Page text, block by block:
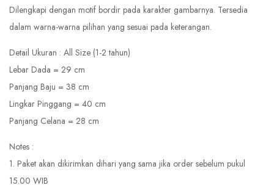
Dilengkapi dengan motif bordir pada karakter gambarnya. Tersedia
dalam warna-warna pilihan yang sesuai pada keterangan.
Detail Ukuran : All Size (1-2 tahun)
Lebar Dada = 29 cm
Panjang Baju = 38 cm
Lingkar Pinggang = 40 cm
Panjang Celana = 28 cm
Notes :
1. Paket akan dikirimkan dihari yang sama jika order sebelum pukul
15.00 WIB